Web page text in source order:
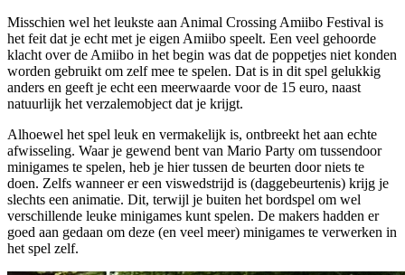
Misschien wel het leukste aan Animal Crossing Amiibo Festival is
het feit dat je echt met je eigen Amiibo speelt. Een veel gehoorde
klacht over de Amiibo in het begin was dat de poppetjes niet konden
worden gebruikt om zelf mee te spelen. Dat is in dit spel gelukkig
anders en geeft je echt een meerwaarde voor de 15 euro, naast
natuurlijk het verzalemobject dat je krijgt.
Alhoewel het spel leuk en vermakelijk is, ontbreekt het aan echte
afwisseling. Waar je gewend bent van Mario Party om tussendoor
minigames te spelen, heb je hier tussen de beurten door niets te
doen. Zelfs wanneer er een viswedstrijd is (daggebeurtenis) krijg je
slechts een animatie. Dit, terwijl je buiten het bordspel om wel
verschillende leuke minigames kunt spelen. De makers hadden er
goed aan gedaan om deze (en veel meer) minigames te verwerken in
het spel zelf.